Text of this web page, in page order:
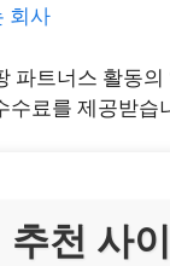
회사
파트너스 활동의
수료를 제공받습
추천 사이